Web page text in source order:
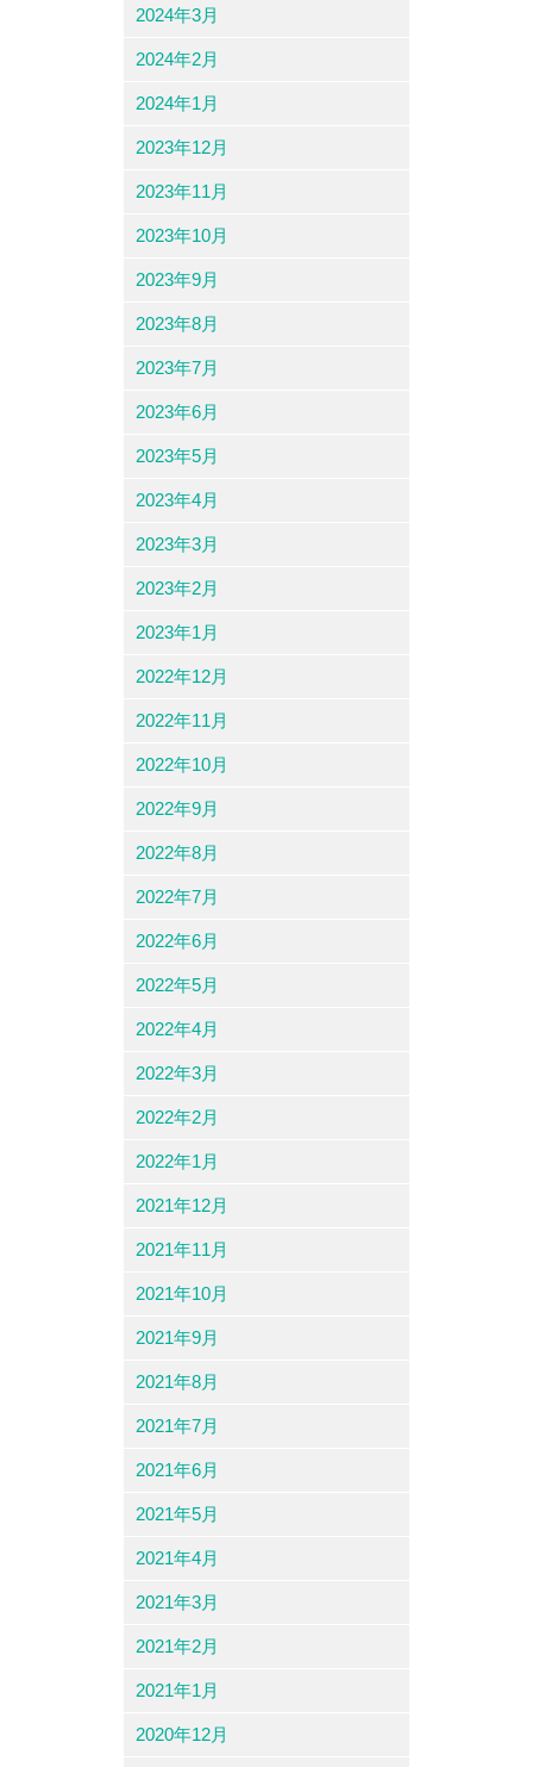
2024年3月
2024年2月
2024年1月
2023年12月
2023年11月
2023年10月
2023年9月
2023年8月
2023年7月
2023年6月
2023年5月
2023年4月
2023年3月
2023年2月
2023年1月
2022年12月
2022年11月
2022年10月
2022年9月
2022年8月
2022年7月
2022年6月
2022年5月
2022年4月
2022年3月
2022年2月
2022年1月
2021年12月
2021年11月
2021年10月
2021年9月
2021年8月
2021年7月
2021年6月
2021年5月
2021年4月
2021年3月
2021年2月
2021年1月
2020年12月